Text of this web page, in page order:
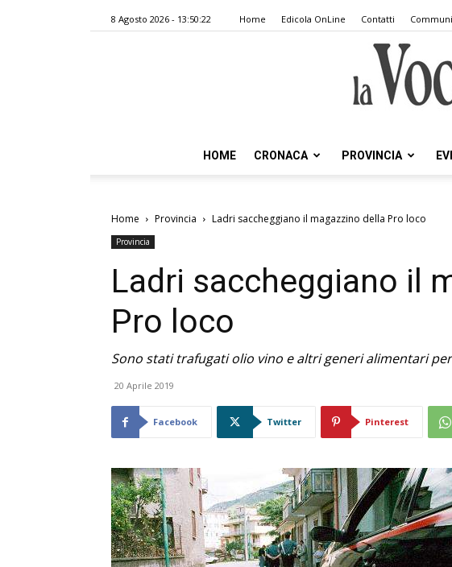
8 Agosto 2026 - 13:50:22 Home Edicola OnLine Contatti
HOME CRONACA PROVINCIA
Home Provincia Ladri saccheggiano il magazzino della Pro loco
Provincia
Ladri saccheggiano il
Pro loco
Sono stati trafugati olio vino e altri generi alimentari
20 Aprile 2019
Facebook Twitter Pinterest